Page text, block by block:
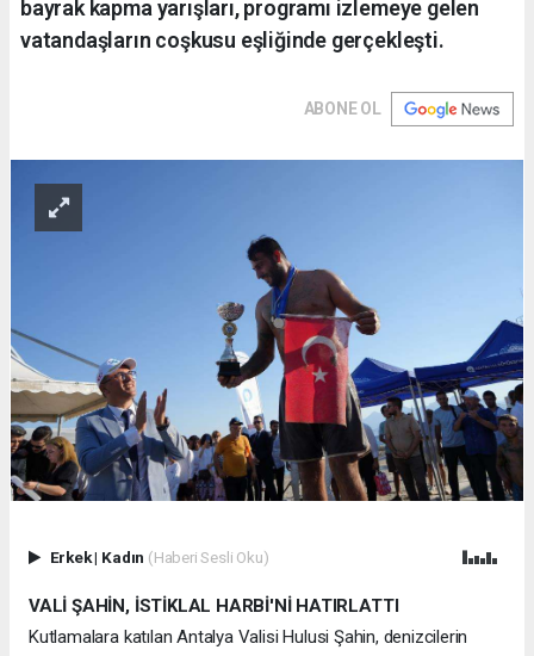
bayrak kapma yarışları, programı izlemeye gelen
vatandaşların coşkusu eşliğinde gerçekleşti.
ABONE OL
Erkek| Kadın (Haberi Sesli Oku)
VALİ ŞAHİN, İSTİKLAL HARBİ'Nİ HATIRLATTI
Kutlamalara katılan Antalya Valisi Hulusi Şahin, denizcilerin